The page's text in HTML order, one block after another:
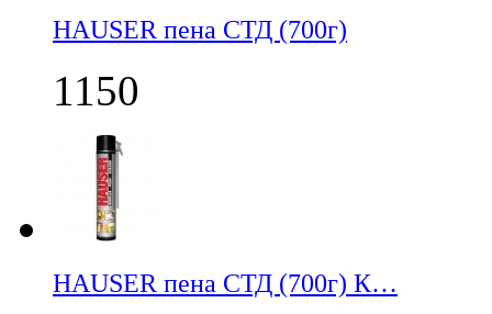
НАUSER пена СТД (700г)
1150
НАUSER пена СТД (700г) К…